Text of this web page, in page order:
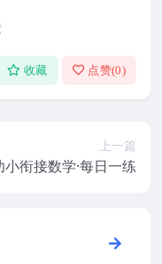
收藏 点赞(0)
上一篇
衔接数学·每日一练